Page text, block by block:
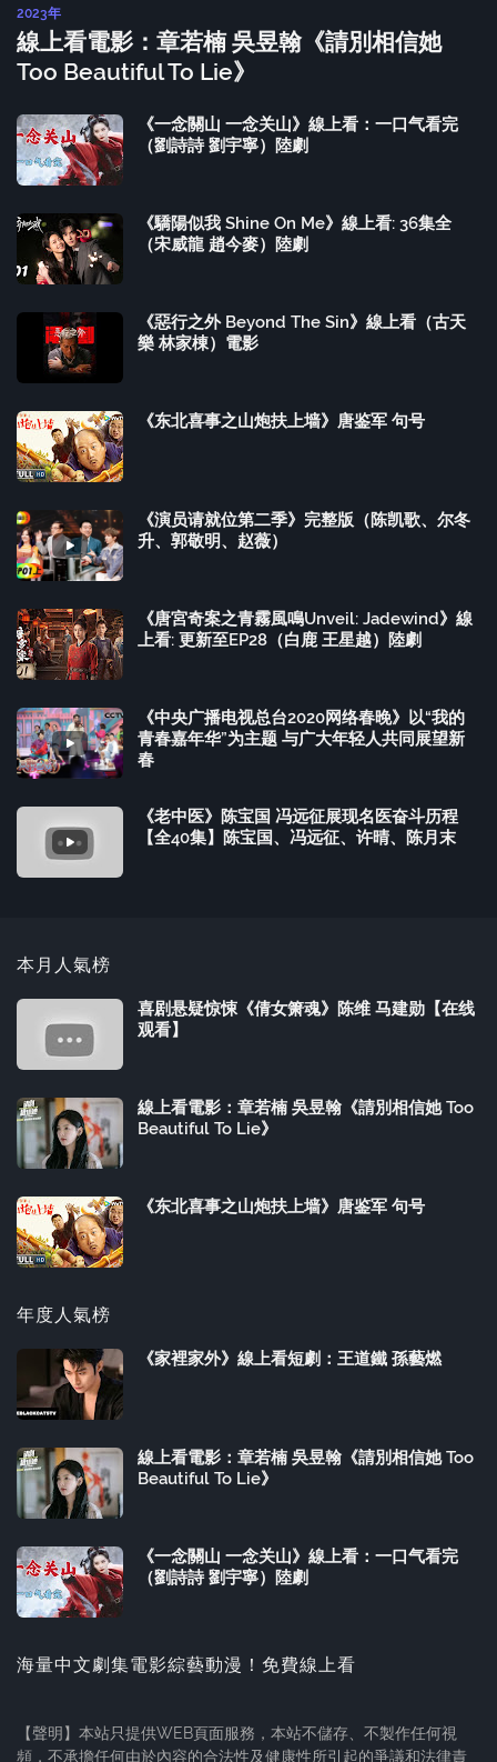
2023年
線上看電影：章若楠 吳昱翰《請別相信她
Too Beautiful To Lie》
《一念關山 一念关山》線上看：一口气看完
（劉詩詩 劉宇寧）陸劇
《驕陽似我 Shine On Me》線上看: 36集全
（宋威龍 趙今麥）陸劇
《惡行之外 Beyond The Sin》線上看（古天
樂 林家棟）電影
《东北喜事之山炮扶上墙》唐鉴军 句号
《演员请就位第二季》完整版（陈凯歌、尔冬
升、郭敬明、赵薇）
《唐宮奇案之青霧風鳴Unveil: Jadewind》線
上看: 更新至EP28（白鹿 王星越）陸劇
《中央广播电视总台2020网络春晚》以“我的
青春嘉年华”为主题 与广大年轻人共同展望新
春
《老中医》陈宝国 冯远征展现名医奋斗历程
【全40集】陈宝国、冯远征、许晴、陈月末
本月人氣榜
喜剧悬疑惊悚《倩女箫魂》陈维 马建勋【在线
观看】
線上看電影：章若楠 吳昱翰《請別相信她 Too
Beautiful To Lie》
《东北喜事之山炮扶上墙》唐鉴军 句号
年度人氣榜
《家裡家外》線上看短劇：王道鐵 孫藝燃
線上看電影：章若楠 吳昱翰《請別相信她 Too
Beautiful To Lie》
《一念關山 一念关山》線上看：一口气看完
（劉詩詩 劉宇寧）陸劇
海量中文劇集電影綜藝動漫！免費線上看
【聲明】本站只提供WEB頁面服務，本站不儲存、不製作任何視
頻，不承擔任何由於內容的合法性及健康性所引起的爭議和法律責